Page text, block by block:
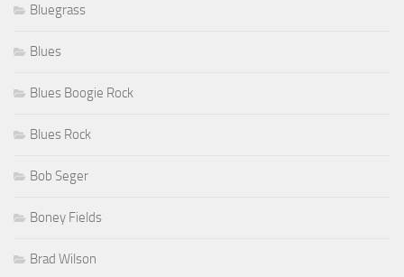
Bluegrass
Blues
Blues Boogie Rock
Blues Rock
Bob Seger
Boney Fields
Brad Wilson